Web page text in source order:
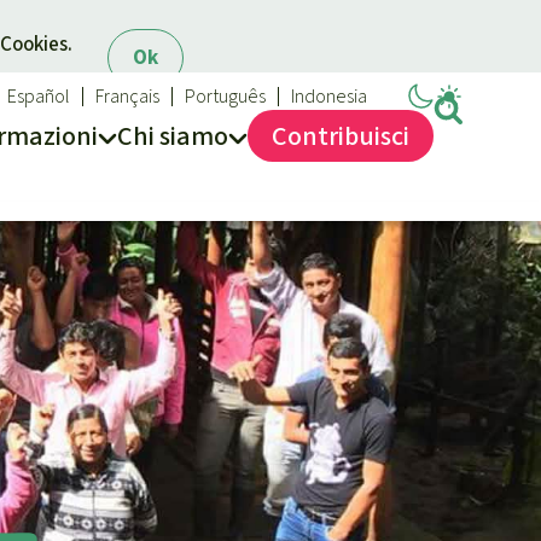
Ok
rmazioni Chi siamo
Salviamo la Foresta
Chi siamo
40 anni di Salviamo la Foresta
Contattaci
Trasparenza
Sede legale
Español Français Português Indonesia
Contribuisci
Massimo impegno per